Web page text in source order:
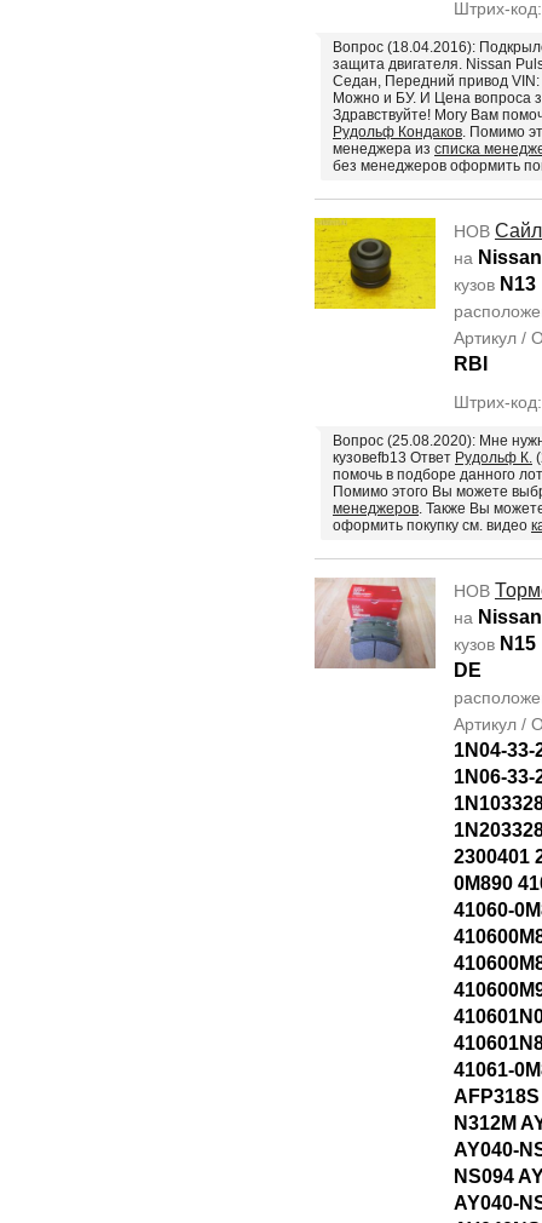
Штрих-
Вопрос (18.04.2016):
защита двигателя. Nissan
Седан, Передний привод VIN:
Можно и БУ. И Цена вопроса
Здравствуйте! Могу Вам
Рудольф Кондаков. Помимо
менеджера из списка
без менеджеров оформить
НОВ
на
кузов N13
Артикул /
RBI
Штрих-
Вопрос (25.08.2020): Мне
кузовеfb13 Ответ Рудольф К.
помочь в подборе данного
Помимо этого Вы можете
менеджеров. Также Вы
оформить покупку см. видео
НОВ
на
кузов N15
DE
Артикул /
1N04-33-
1N06-33-
2300401
0M890
41060-
41061-
N312M
AY040-
NS094
AY040-